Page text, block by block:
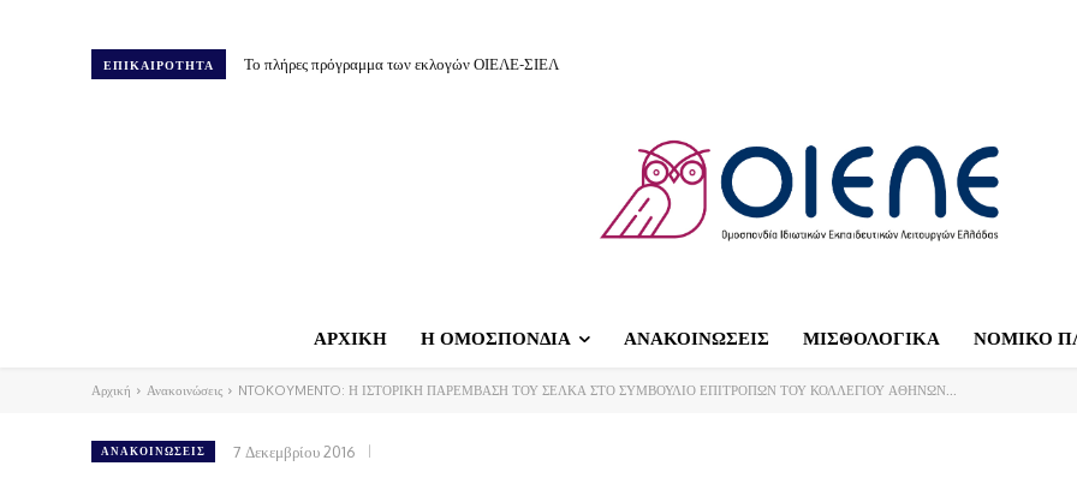
ΕΠΙΚΑΙΡΟΤΗΤΑ Το πλήρες πρόγραμμα των εκλογών ΟΙΕΛΕ-ΣΙΕΛ
ΑΡΧΙΚΗ Η ΟΜΟΣΠΟΝΔΙΑ ΑΝΑΚΟΙΝΩΣΕΙΣ ΜΙΣΘΟΛΟΓΙΚΑ ΝΟΜΙΚΟ
Αρχική Ανακοινώσεις NTOKOYMENTO: Η ΙΣΤΟΡΙΚΗ ΠΑΡΕΜΒΑΣΗ ΤΟΥ ΣΕΛΚΑ ΣΤΟ ΣΥΜΒΟΥΛΙΟ ΕΠΙΤΡΟΠΩΝ ΤΟΥ ΚΟΛΛΕΓΙΟΥ ΑΘΗΝΩΝ...
ΑΝΑΚΟΙΝΏΣΕΙΣ 7 Δεκεμβρίου 2016